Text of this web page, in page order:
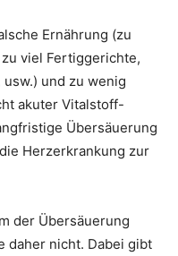
Ernährung (zu
viel Fertiggerichte,
und zu wenig
akuter Vitalstoff-
Übersäuerung
Herzerkrankung zur
der Übersäuerung
daher nicht. Dabei gibt